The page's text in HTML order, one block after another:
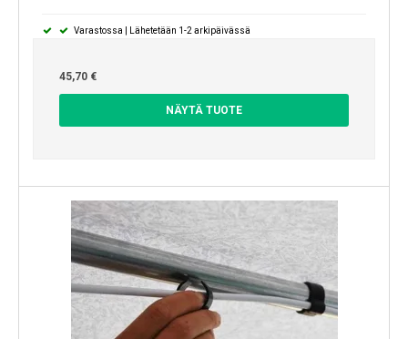
Varastossa | Lähetetään 1-2 arkipäivässä
45,70 €
NÄYTÄ TUOTE